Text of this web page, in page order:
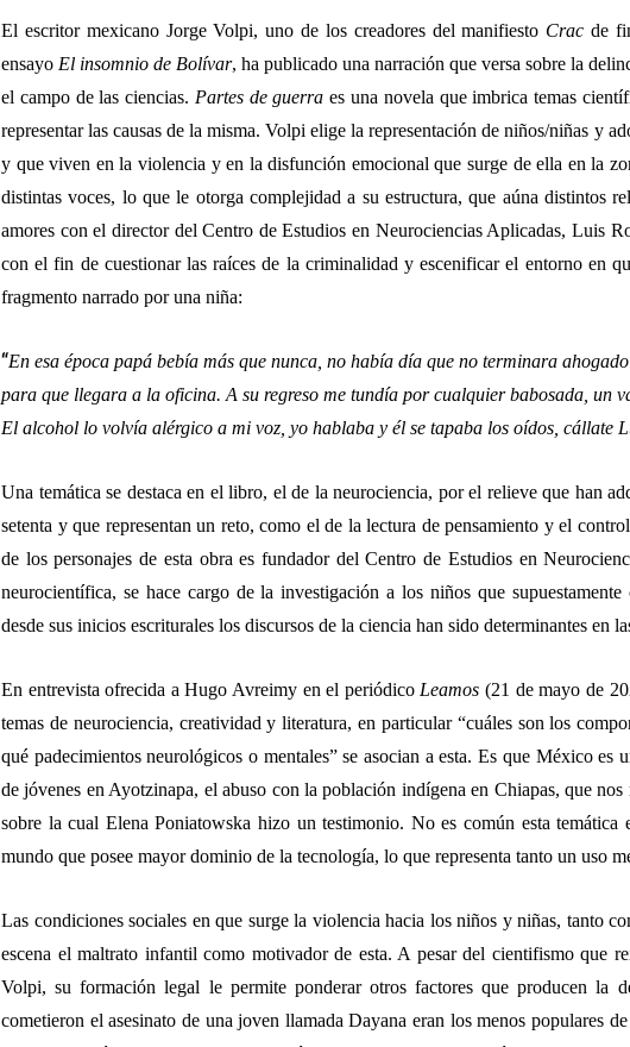
El escritor mexicano Jorge Volpi, uno de los creadores del manifiesto Crac de
ensayo El insomnio de Bolívar, ha publicado una narración que versa sobre la
el campo de las ciencias. Partes de guerra es una novela que imbrica temas
representar las causas de la misma. Volpi elige la representación de niños/niñas y
y que viven en la violencia y en la disfunción emocional que surge de ella en la
distintas voces, lo que le otorga complejidad a su estructura, que aúna distintos
amores con el director del Centro de Estudios en Neurociencias Aplicadas, Luis
con el fin de cuestionar las raíces de la criminalidad y escenificar el entorno en
fragmento narrado por una niña:
“En esa época papá bebía más que nunca, no había día que no terminara
para que llegara a la oficina. A su regreso me tundía por cualquier babosada, un
El alcohol lo volvía alérgico a mi voz, yo hablaba y él se tapaba los oídos, cállate
Una temática se destaca en el libro, el de la neurociencia, por el relieve que han
setenta y que representan un reto, como el de la lectura de pensamiento y el
de los personajes de esta obra es fundador del Centro de Estudios en
neurocientífica, se hace cargo de la investigación a los niños que
desde sus inicios escriturales los discursos de la ciencia han sido determinantes en
En entrevista ofrecida a Hugo Avreimy en el periódico Leamos(21 de mayo de
temas de neurociencia, creatividad y literatura, en particular “cuáles son los
qué padecimientos neurológicos o mentales” se asocian a esta. Es que México
de jóvenes en Ayotzinapa, el abuso con la población indígena en Chiapas, que
sobre la cual Elena Poniatowska hizo un testimonio. No es común esta temática
mundo que posee mayor dominio de la tecnología, lo que representa tanto un uso
Las condiciones sociales en que surge la violencia hacia los niños y niñas, tanto
escena el maltrato infantil como motivador de esta. A pesar del cientifismo que
Volpi, su formación legal le permite ponderar otros factores que producen la
cometieron el asesinato de una joven llamada Dayana eran los menos populares